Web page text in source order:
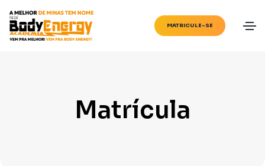
MATRICULE-SE
Matrícula